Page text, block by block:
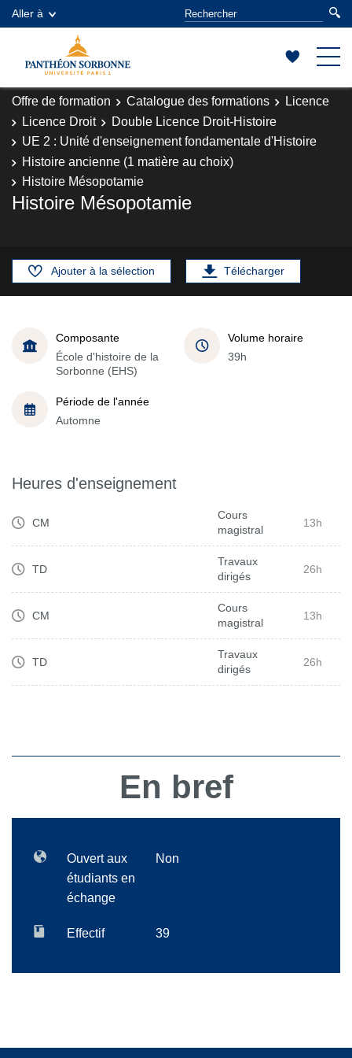
Aller à
Offre de formation Catalogue des formations
Licence
Licence Droit
Double Licence Droit-Histoire
UE 2 : Unité d'enseignement fondamentale d'Histoire
Histoire ancienne (1 matière au choix)
Histoire Mésopotamie
Histoire Mésopotamie
Ajouter à la sélection Télécharger
Composante
École d'histoire de la
Sorbonne (EHS)
Volume horaire
39h
Période de l'année
Automne
Heures d'enseignement
CM
Cours
magistral
13h
TD
Travaux
dirigés
26h
CM
Cours
magistral
13h
TD
Travaux
dirigés
26h
En bref
Ouvert aux
étudiants en
échange
Non
Effectif 39